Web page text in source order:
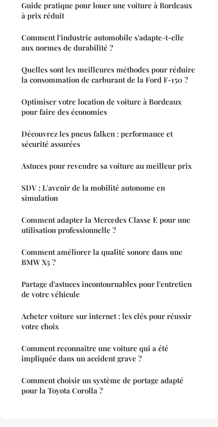
Guide pratique pour louer une voiture à Bordeaux
à prix réduit
Comment l'industrie automobile s'adapte-t-elle
aux normes de durabilité ?
Quelles sont les meilleures méthodes pour réduire
la consommation de carburant de la Ford F-150 ?
Optimiser votre location de voiture à Bordeaux
pour faire des économies
Découvrez les pneus falken : performance et
sécurité assurées
Astuces pour revendre sa voiture au meilleur prix
SDV : L'avenir de la mobilité autonome en
simulation
Comment adapter la Mercedes Classe E pour une
utilisation professionnelle ?
Comment améliorer la qualité sonore dans une
BMW X5 ?
Partage d'astuces incontournables pour l'entretien
de votre véhicule
Acheter voiture sur internet : les clés pour réussir
votre choix
Comment reconnaître une voiture qui a été
impliquée dans un accident grave ?
Comment choisir un système de portage adapté
pour la Toyota Corolla ?